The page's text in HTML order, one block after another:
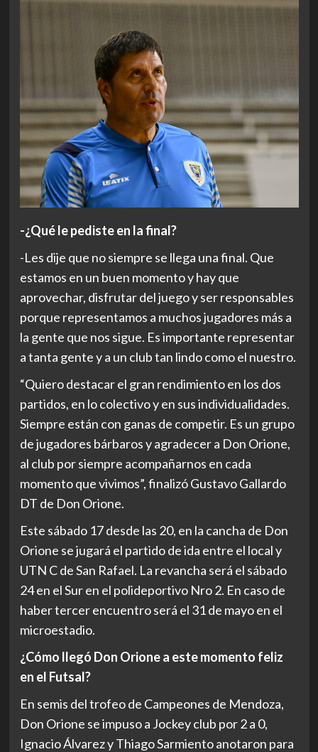
-¿Qué le pediste en la final?
-Les dije que no siempre se llega una final. Que
estamos en un buen momento y hay que
aprovechar, disfrutar del juego y ser responsables
porque representamos a muchos jugadores más a
la gente que nos sigue. Es importante representar
a tanta gente y a un club tan lindo como el nuestro.
“Quiero destacar el gran rendimiento en los dos
partidos, en lo colectivo y en sus individualidades.
Siempre están con ganas de competir. Es un grupo
de jugadores bárbaros y agradecer a Don Orione,
al club por siempre acompañarnos en cada
momento que vivimos”, finalizó Gustavo Gallardo
DT de Don Orione.
Este sábado 17 desde las 20, en la cancha de Don
Orione se jugará el partido de ida entre el local y
UTN C de San Rafael. La revancha será el sábado
24 en el Sur en el polideportivo Nro 2. En caso de
haber tercer encuentro será el 31 de mayo en el
microestadio.
¿Cómo llegó Don Orione a este momento feliz
en el Futsal?
En semis del trofeo de Campeones de Mendoza,
Don Orione se impuso a Jockey club por 2 a 0,
Ignacio Álvarez y Thiago Sarmiento anotaron para